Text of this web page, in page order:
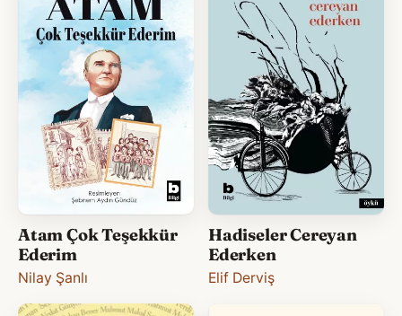
Atam Çok Teşekkür
Ederim
Nilay Şanlı
Hadiseler Cereyan
Ederken
Elif Derviş